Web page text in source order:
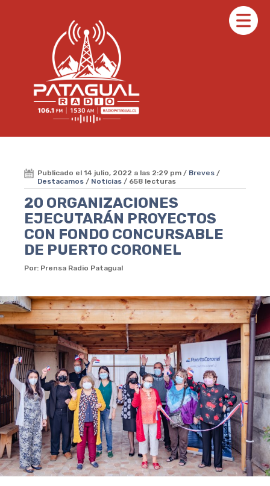
Publicado el 14 julio, 2022 a las 2:29 pm / Breves /
Destacamos / Noticias / 658 lecturas
20 ORGANIZACIONES
EJECUTARÁN PROYECTOS
CON FONDO CONCURSABLE
DE PUERTO CORONEL
Por: Prensa Radio Patagual